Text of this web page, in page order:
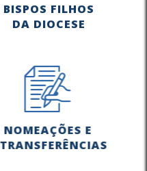
BISPOS FILHOS
DA DIOCESE
NOMEAÇÕES E
TRANSFERÊNCIAS